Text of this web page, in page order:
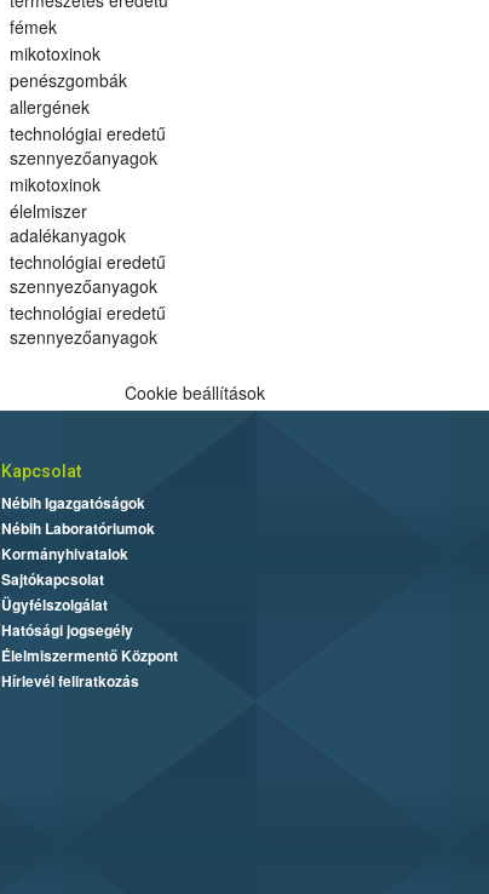
fémek
mikotoxinok
penészgombák
allergének
technológiai eredetű
szennyezőanyagok
mikotoxinok
élelmiszer
adalékanyagok
technológiai eredetű
szennyezőanyagok
technológiai eredetű
szennyezőanyagok
Cookie beállítások
Kapcsolat
Nébih Igazgatóságok
Nébih Laboratóriumok
Kormányhivatalok
Sajtókapcsolat
Ügyfélszolgálat
Hatósági jogsegély
Élelmiszermentő Központ
Hírlevél feliratkozás